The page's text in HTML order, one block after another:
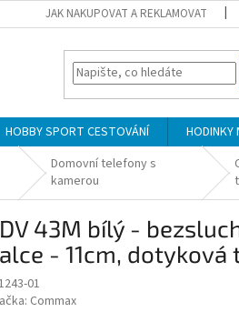
JAK NAKUPOVAT A REKLAMOVAT
HOBBY SPORT CESTOVÁNÍ HODINKY
Domovní telefony s
kamerou
43M bílý -
- 11cm, dotyková
01
Commax